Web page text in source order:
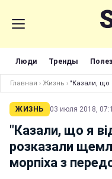
Люди Тренды
Главная › Жизнь › "Казали, що
ЖИЗНЬ 03 июля 2018,
"Казали, що я
розказали
морпіха з